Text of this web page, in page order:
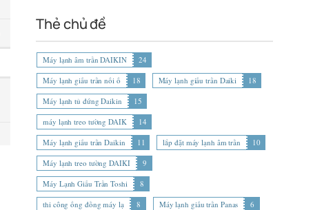
Thẻ chủ đề
Máy lạnh âm trần DAIKIN
24
Máy lạnh giấu trần nối ố
18 Máy lạnh giấu trần Daiki
18
Máy lạnh tủ đứng Daikin
15
máy lạnh treo tường DAIK
14
Máy lạnh giấu trần Daikin
11 lắp đặt máy lạnh âm trần
10
Máy lạnh treo tường DAIKI
9
Máy Lạnh Giấu Trần Toshi
8
thi công ống đồng máy lạ
8 Máy lạnh giấu trần Panas
6